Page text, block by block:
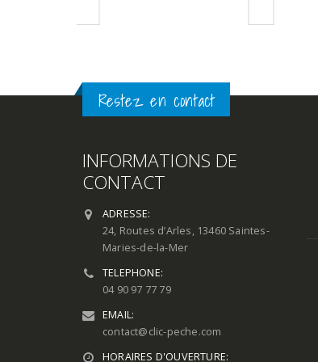
Restez en contact
INFORMATIONS DE
CONTACT
ADRESSE:
24, Routes d’Arles, 13460 Saintes-
Maries-de-la-Mer
TELEPHONE:
04 90 97 77 79
EMAIL:
contact@clic-peche.com
HORAIRES D'OUVERTURE: